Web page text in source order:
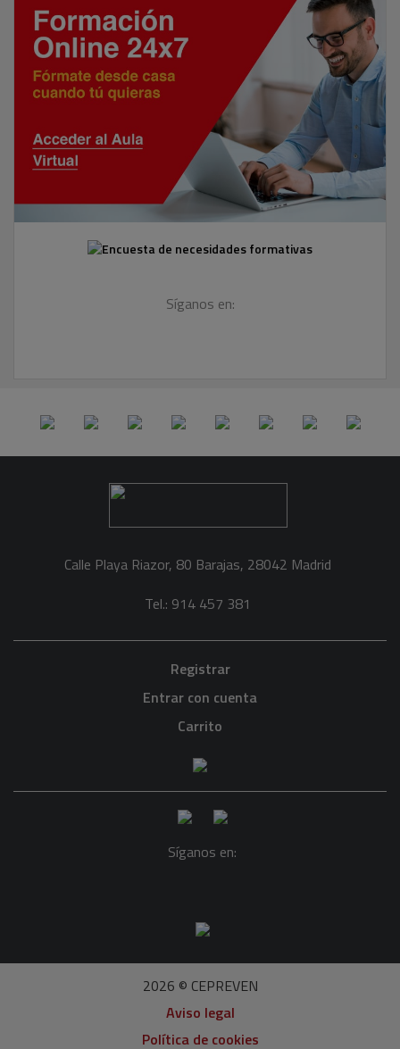
Síganos en:
Calle Playa Riazor, 80 Barajas, 28042 Madrid
Tel.: 914 457 381
Registrar
Entrar con cuenta
Carrito
Síganos en:
2026 © CEPREVEN
Aviso legal
Política de cookies